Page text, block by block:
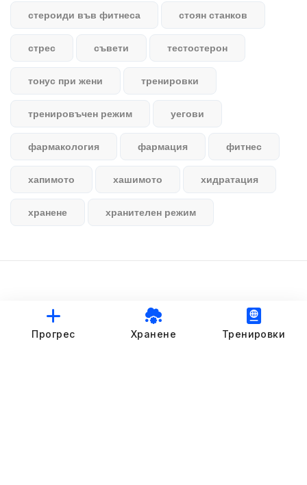
стероиди във фитнеса стоян станков
стрес съвети тестостерон
тонус при жени тренировки
тренировъчен режим уегови
фармакология фармация фитнес
хапимото хашимото хидратация
хранене хранителен режим
© StankovFit Progress App | 2025
Прогрес Хранене Тренировки